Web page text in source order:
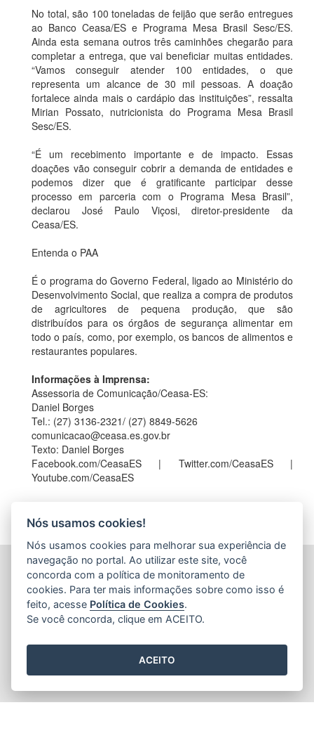
No total, são 100 toneladas de feijão que serão entregues
ao Banco Ceasa/ES e Programa Mesa Brasil Sesc/ES.
Ainda esta semana outros três caminhões chegarão para
completar a entrega, que vai beneficiar muitas entidades.
“Vamos conseguir atender 100 entidades, o que
representa um alcance de 30 mil pessoas. A doação
fortalece ainda mais o cardápio das instituições”, ressalta
Mirian Possato, nutricionista do Programa Mesa Brasil
Sesc/ES.
“É um recebimento importante e de impacto. Essas
doações vão conseguir cobrir a demanda de entidades e
podemos dizer que é gratificante participar desse
processo em parceria com o Programa Mesa Brasil”,
declarou José Paulo Viçosi, diretor-presidente da
Ceasa/ES.
Entenda o PAA
É o programa do Governo Federal, ligado ao Ministério do
Desenvolvimento Social, que realiza a compra de produtos
de agricultores de pequena produção, que são
distribuídos para os órgãos de segurança alimentar em
todo o país, como, por exemplo, os bancos de alimentos e
restaurantes populares.
Informações à Imprensa:
Assessoria de Comunicação/Ceasa-ES:
Daniel Borges
Tel.: (27) 3136-2321/ (27) 8849-5626
comunicacao@ceasa.es.gov.br
Texto: Daniel Borges
Facebook.com/CeasaES | Twitter.com/CeasaES |
Youtube.com/CeasaES
CENTRAIS DE ABASTECIMENTO DO ESPÍRITO SANTO
S.A. (CEASA-ES)
Avenida Mario Gurgel, nº 5468 - Vila Capixaba
CEP: 29148906 - Cariacica / ES
Tel.: 27 3336-1603
Nós usamos cookies!
Nós usamos cookies para melhorar sua experiência de
navegação no portal. Ao utilizar este site, você
concorda com a política de monitoramento de
cookies. Para ter mais informações sobre como isso é
feito, acesse Política de Cookies.
Se você concorda, clique em ACEITO.
ACEITO